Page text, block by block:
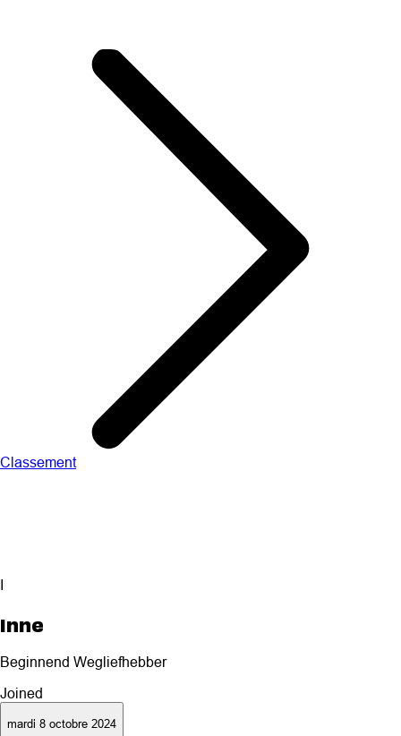
Classement
Inne
Beginnend Wegliefhebber
Joined
mardi 8 octobre 2024